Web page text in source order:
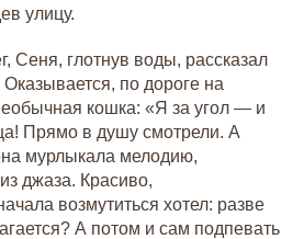
улицу.
Сеня, глотнув воды, рассказал
Оказывается, по дороге на
кошка: «Я за угол — и
Прямо в душу смотрели. А
мурлыкала мелодию,
джаза. Красиво,
возмутиться хотел: разве
А потом и сам подпевать